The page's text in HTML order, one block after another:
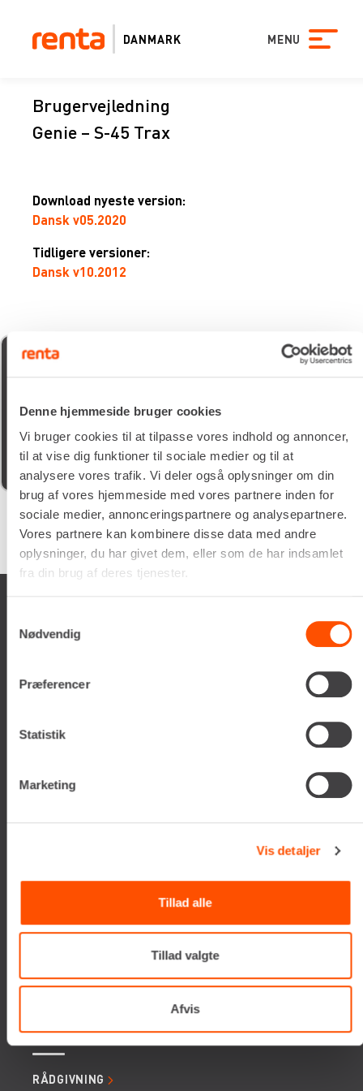
Denne hjemmeside bruger cookies
Vi bruger cookies til at tilpasse vores indhold og annoncer,
til at vise dig funktioner til sociale medier og til at
analysere vores trafik. Vi deler også oplysninger om din
brug af vores hjemmeside med vores partnere inden for
sociale medier, annonceringspartnere og analysepartnere.
Vores partnere kan kombinere disse data med andre
oplysninger, du har givet dem, eller som de har indsamlet
fra din brug af deres tjenester.
Nødvendig
Præferencer
Statistik
Marketing
Vis detaljer
Tillad alle
Tillad valgte
Afvis
DANMARK MENU
Brugervejledning
Genie – S-45 Trax
Download nyeste version:
Dansk v05.2020
Tidligere versioner:
Dansk v10.2012
michael udsen
god kunde service og søde chauffør som lever dine
maskiner
Google samlet bedømmelse er 4.5af 5,
på basis af150 anmeldelser
Renta A/S
Tlf. +45 70206242
SERVICES
RÅDGIVNING